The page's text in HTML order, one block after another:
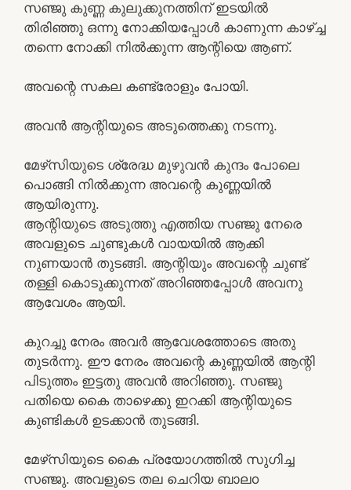
സഞ്ജു കുണ്ണ കുലുക്കുനത്തിന് ഇടയിൽ
തിരിഞ്ഞു ഒന്നു നോക്കിയപ്പോൾ കാണുന്ന കാഴ്ച്ച
തന്നെ നോക്കി നിൽക്കുന്ന ആന്റിയെ ആണ്.
അവന്റെ സകല കണ്ട്രോളും പോയി.
അവൻ ആന്റിയുടെ അടുത്തെക്കു നടന്നു.
മേഴ്‌സിയുടെ ശ്രേദ്ധ മുഴുവൻ കുന്ദം പോലെ
പൊങ്ങി നിൽക്കുന്ന അവന്റെ കുണ്ണയിൽ
ആയിരുന്നു.
ആന്റിയുടെ അടുത്തു എത്തിയ സഞ്ജു നേരെ
അവളുടെ ചുണ്ടുകൾ വായയിൽ ആക്കി
നുണയാൻ തുടങ്ങി. ആന്റിയും അവന്റെ ചുണ്ട്
തള്ളി കൊടുക്കുന്നത് അറിഞ്ഞപ്പോൾ അവനു
ആവേശം ആയി.
കുറച്ചു നേരം അവർ ആവേശത്തോടെ അതു
തുടർന്നു. ഈ നേരം അവന്റെ കുണ്ണയിൽ ആന്റി
പിടുത്തം ഇട്ടതു അവൻ അറിഞ്ഞു. സഞ്ജു
പതിയെ കൈ താഴെക്കു ഇറക്കി ആന്റിയുടെ
കുണ്ടികൾ ഉടക്കാൻ തുടങ്ങി.
മേഴ്‌സിയുടെ കൈ പ്രയോഗത്തിൽ സുഗിച്ച
സഞ്ജു. അവളുടെ തല ചെറിയ ബാലo